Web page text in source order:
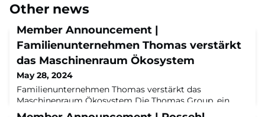
Other news
Member Announcement |
Familienunternehmen Thomas verstärkt
das Maschinenraum Ökosystem
May 28, 2024
Familienunternehmen Thomas verstärkt das
Maschinenraum Ökosystem Die Thomas Group, ein
führender Anbieter in der Entwicklung